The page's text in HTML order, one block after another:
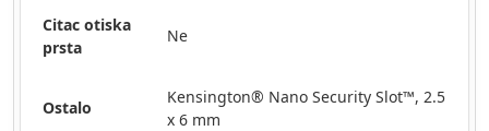
Citac otiska
prsta
Ne
Ostalo
Kensington® Nano Security Slot™, 2.5
x 6 mm